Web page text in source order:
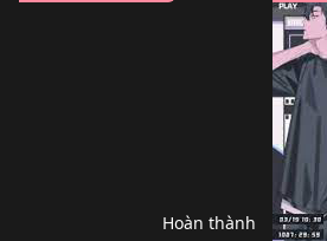
Hoàn thành